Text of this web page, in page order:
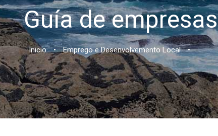
Guía de empresas
Inicio • Emprego e Desenvolvemento Local •